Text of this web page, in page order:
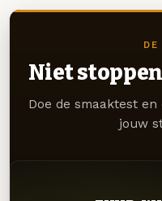
Niet
Doe de smaaktest
jouw